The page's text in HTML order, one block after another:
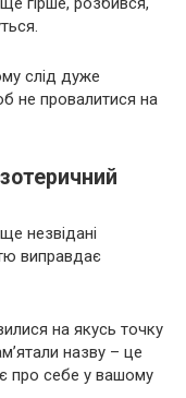
слід дуже
не провалитися на
незвідані
виправдає
на якусь точку
назву – це
про себе у вашому